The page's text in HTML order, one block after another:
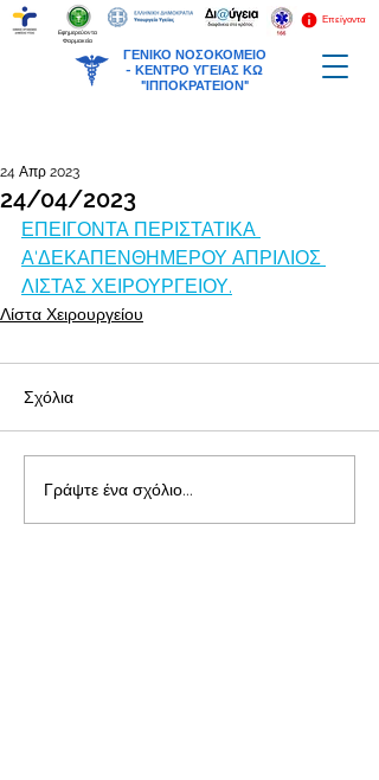
ΓΕΝΙΚΟ ΝΟΣΟΚΟΜΕΙΟ
- ΚΕΝΤΡΟ ΥΓΕΙΑΣ ΚΩ
"ΙΠΠΟΚΡΑΤΕΙΟΝ"
Επείγοντα
Εφημερεύοντα
Φαρμακεία
24/04/2023
24 Απρ 2023
ΕΠΕΙΓΟΝΤΑ ΠΕΡΙΣΤΑΤΙΚΑ
Α'ΔΕΚΑΠΕΝΘΗΜΕΡΟΥ ΑΠΡΙΛΙΟΣ
ΛΙΣΤΑΣ ΧΕΙΡΟΥΡΓΕΙΟΥ.
Λίστα Χειρουργείου
Σχόλια
Γράψτε ένα σχόλιο...